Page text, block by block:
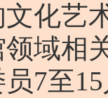
文化艺
域相
7至